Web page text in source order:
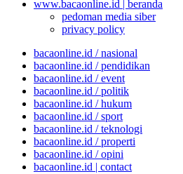
www.bacaonline.id | beranda
pedoman media siber
privacy policy
bacaonline.id / nasional
bacaonline.id / pendidikan
bacaonline.id / event
bacaonline.id / politik
bacaonline.id / hukum
bacaonline.id / sport
bacaonline.id / teknologi
bacaonline.id / properti
bacaonline.id / opini
bacaonline.id | contact